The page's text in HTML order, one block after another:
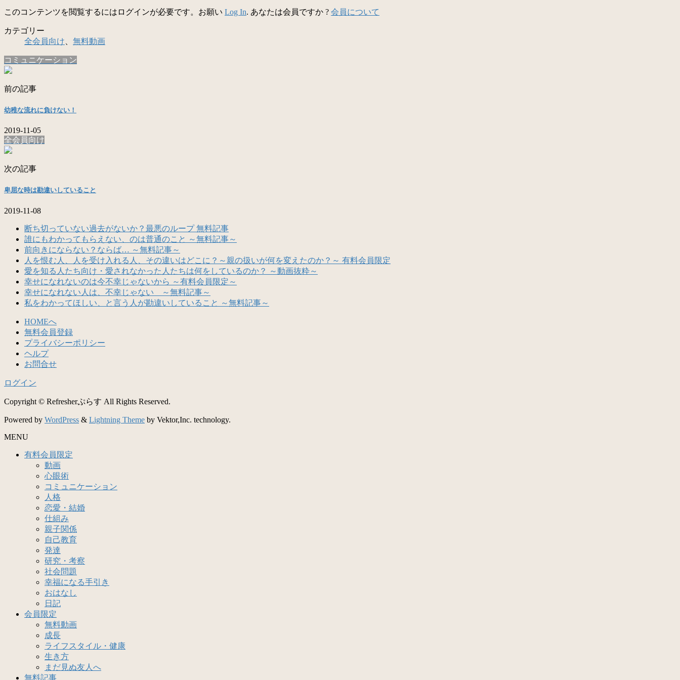
このコンテンツを閲覧するにはログインが必要です。お願い Log In. あなたは会員ですか ? 会員について
カテゴリー
全会員向け
無料動画
コミュニケーション
前の記事
幼稚な流れに負けない！
2019-11-05
全会員向け
次の記事
卑屈な時は勘違いしていること
2019-11-08
断ち切っていない過去がないか？最悪のループ 無料記事
誰にもわかってもらえない、のは普通のこと ～無料記事～
前向きにならない？ならば… ～無料記事～
人を恨む人、人を受け入れる人、その違いはどこに？～親の扱いが何を変えたのか？～ 有料会員限定
愛を知る人たち向け・愛されなかった人たちは何をしているのか？ ～動画抜粋～
幸せになれないのは今不幸じゃないから ～有料会員限定～
幸せになれない人は、不幸じゃない ～無料記事～
私をわかってほしい、と言う人が勘違いしていること ～無料記事～
HOMEへ
無料会員登録
プライバシーポリシー
ヘルプ
お問合せ
ログイン
Copyright © Refresherぷらす All Rights Reserved.
Powered by WordPress & Lightning Theme by Vektor,Inc. technology.
MENU
有料会員限定
動画
心眼術
コミュニケーション
人格
恋愛・結婚
仕組み
親子関係
自己教育
発達
研究・考察
社会問題
幸福になる手引き
おはなし
日記
会員限定
無料動画
成長
ライフスタイル・健康
生き方
まだ見ぬ友人へ
無料記事